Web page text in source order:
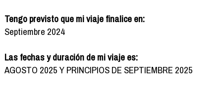
Tengo previsto que mi viaje finalice en:
Septiembre 2024
Las fechas y duración de mi viaje es:
AGOSTO 2025 Y PRINCIPIOS DE SEPTIEMBRE 2025